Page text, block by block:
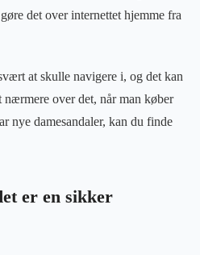
det over internettet hjemme fra
at skulle navigere i, og det kan
over det, når man køber
nye damesandaler, kan du finde
er en sikker